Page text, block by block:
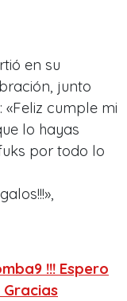
en su
junto
cumple mi
lo hayas
por todo lo
!!! Espero